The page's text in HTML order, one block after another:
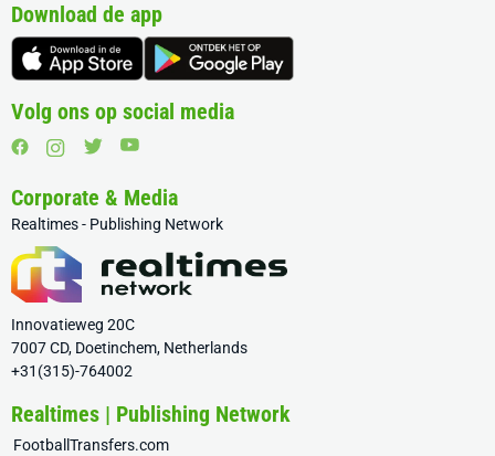
Download de app
Volg ons op social media
Corporate & Media
Realtimes - Publishing Network
Innovatieweg 20C
7007 CD, Doetinchem, Netherlands
+31(315)-764002
Realtimes | Publishing Network
FootballTransfers.com